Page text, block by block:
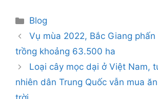
Danh
mục
Blog
Vụ mùa 2022, Bắc Giang
trồng khoảng 63.500 ha
Loại cây mọc dại ở Việt Nam,
nhiên dân Trung Quốc vẫn mua